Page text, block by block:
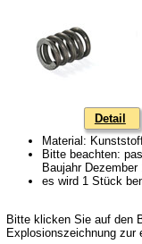
KFZ-
Wälzlager
Öle
Service
Detail
Material:
Bitte beachten:
Baujahr Dezember
es wird 1 Stück
Bitte klicken Sie auf den
Explosionszeichnung zur